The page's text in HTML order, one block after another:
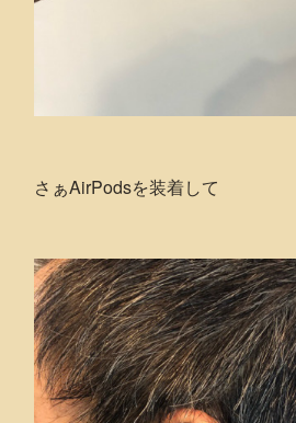
さぁAirPodsを装着して